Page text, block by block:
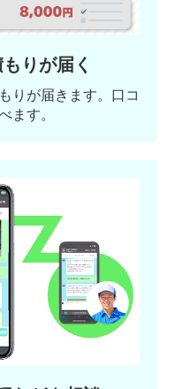
りが届く
りが届きます。口コ
ます。